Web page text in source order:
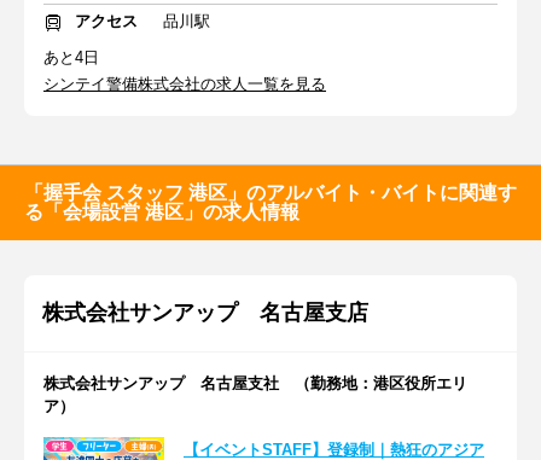
アクセス
品川駅
あと4日
シンテイ警備株式会社の求人一覧を見る
「握手会 スタッフ 港区」のアルバイト・バイトに関連す
る「会場設営 港区」の求人情報
株式会社サンアップ 名古屋支店
株式会社サンアップ 名古屋支社 （勤務地：港区役所エリ
ア）
【イベントSTAFF】登録制｜熱狂のアジア